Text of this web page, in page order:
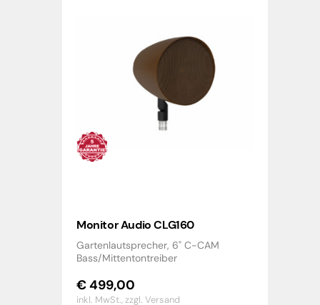
Monitor Audio CLG160
Gartenlautsprecher, 6" C-CAM
Bass/Mittentontreiber
€499,00
inkl. MwSt.,zzgl. Versand